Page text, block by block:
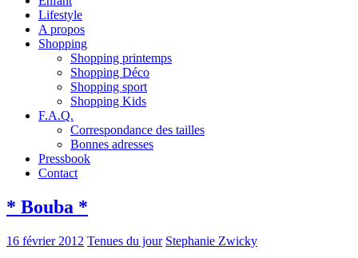
Lifestyle
A propos
Shopping
Shopping printemps
Shopping Déco
Shopping sport
Shopping Kids
F.A.Q.
Correspondance des tailles
Bonnes adresses
Pressbook
Contact
* Bouba *
16 février 2012 Tenues du jour Stephanie Zwicky